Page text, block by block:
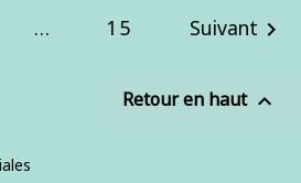
… 15 Suivant 
Retour en haut 